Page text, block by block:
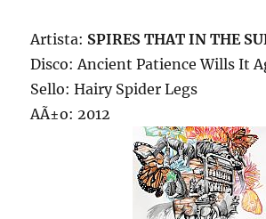
Artista: SPIRES THAT IN THE
Disco: Ancient Patience Wills It
Sello: Hairy Spider Legs
AÃ±o: 2012